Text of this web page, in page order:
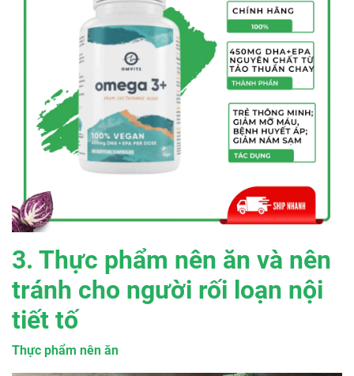
3. Thực phẩm nên ăn và nên
tránh cho người rối loạn nội
tiết tố
Thực phẩm nên ăn